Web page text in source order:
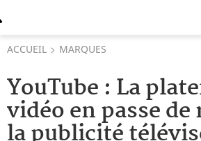
ACCUEIL MARQUES
YouTube : La
vidéo en passe